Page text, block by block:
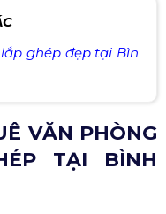
ghép đẹp tại Bìn
VĂN PHÒNG
TẠI BÌNH